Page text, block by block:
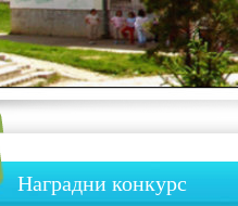
Наградни конкурс